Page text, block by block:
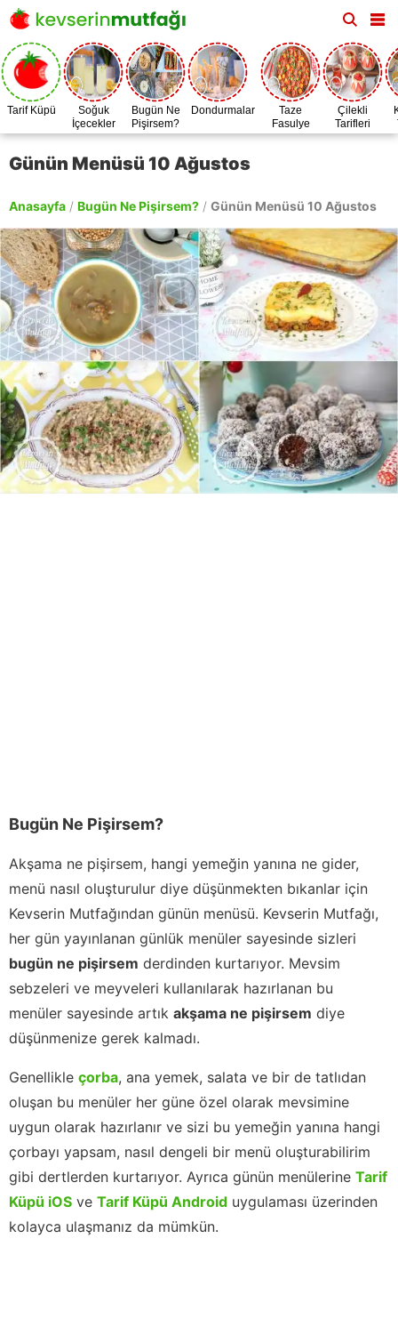
Tarif Küpü
Soğuk
İçecekler
Bugün Ne
Pişirsem?
Dondurmalar
Taze
Fasulye
Zamanı
Çilekli
Tarifleri
Günün Menüsü 10 Ağustos
Anasayfa / Bugün Ne Pişirsem? / Günün Menüsü 10 Ağustos
Bugün Ne Pişirsem?
Akşama ne pişirsem, hangi yemeğin yanına ne gider,
menü nasıl oluşturulur diye düşünmekten bıkanlar için
Kevserin Mutfağından günün menüsü. Kevserin Mutfağı,
her gün yayınlanan günlük menüler sayesinde sizleri
bugün ne pişirsem derdinden kurtarıyor. Mevsim
sebzeleri ve meyveleri kullanılarak hazırlanan bu
menüler sayesinde artık akşama ne pişirsem diye
düşünmenize gerek kalmadı.
Genellikle çorba, ana yemek, salata ve bir de tatlıdan
oluşan bu menüler her güne özel olarak mevsimine
uygun olarak hazırlanır ve sizi bu yemeğin yanına hangi
çorbayı yapsam, nasıl dengeli bir menü oluşturabilirim
gibi dertlerden kurtarıyor. Ayrıca günün menülerine Tarif
Küpü iOS ve Tarif Küpü Android uygulaması üzerinden
kolayca ulaşmanız da mümkün.